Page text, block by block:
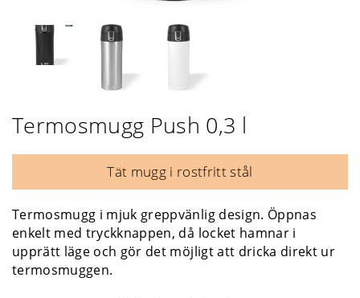
Termosmugg Push 0,3 l
Tät mugg i rostfritt stål
Termosmugg i mjuk greppvänlig design. Öppnas
enkelt med tryckknappen, då locket hamnar i
upprätt läge och gör det möjligt att dricka direkt ur
termosmuggen.